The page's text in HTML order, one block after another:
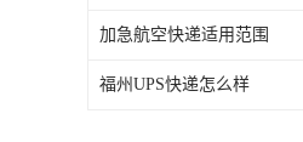
加急航空快递适用范围
福州UPS快递怎么样